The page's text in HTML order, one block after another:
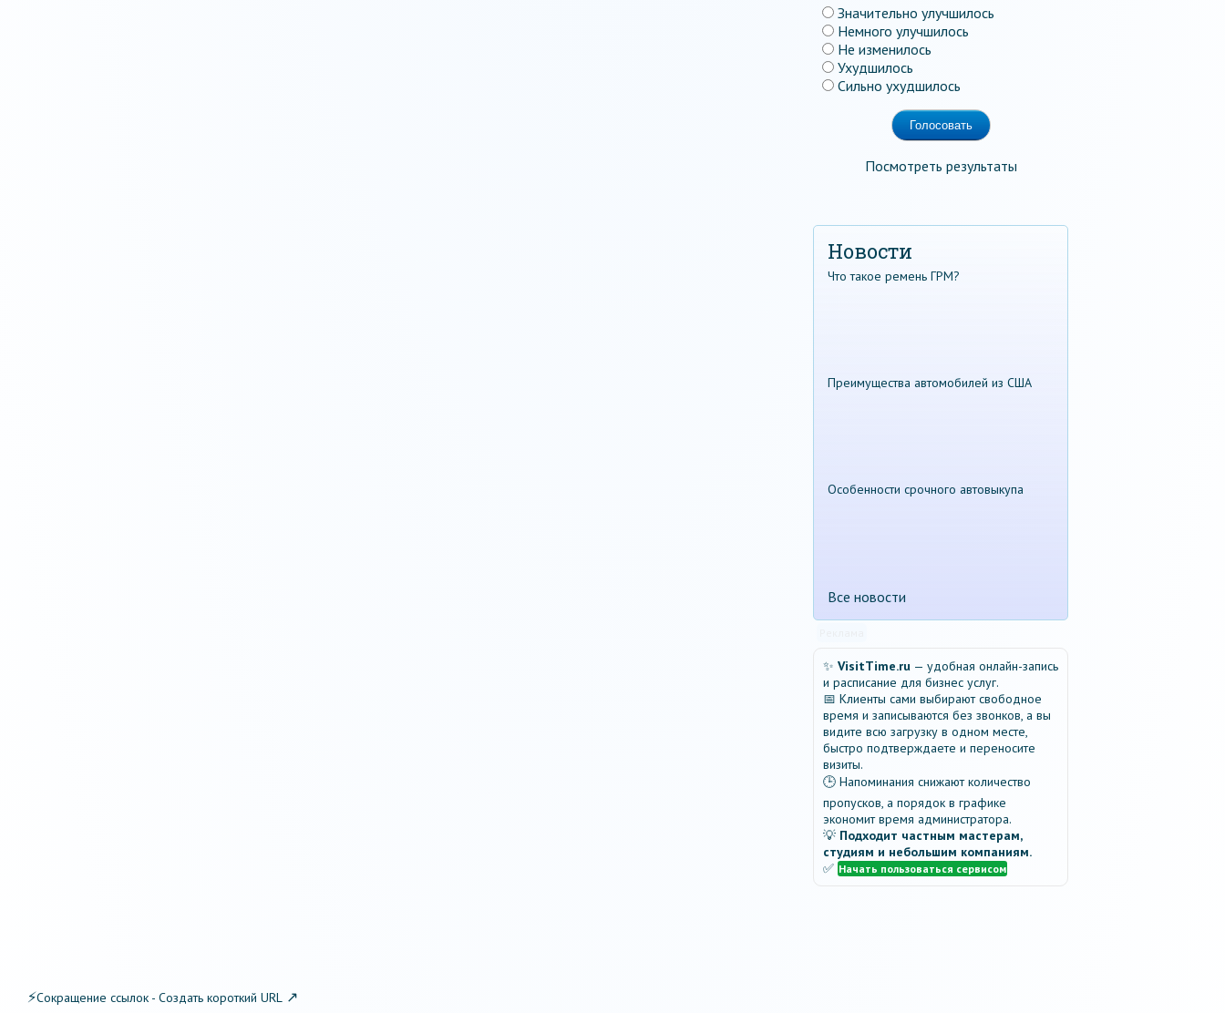
Значительно улучшилось
Немного улучшилось
Не изменилось
Ухудшилось
Сильно ухудшилось
Посмотреть результаты
Новости
Что такое ремень ГРМ?
Преимущества автомобилей из США
Особенности срочного автовыкупа
Все новости
✨ VisitTime.ru — удобная онлайн-запись
и расписание для бизнес услуг.
📅 Клиенты сами выбирают свободное
время и записываются без звонков, а вы
видите всю загрузку в одном месте,
быстро подтверждаете и переносите
визиты.
🕒 Напоминания снижают количество
пропусков, а порядок в графике
экономит время администратора.
💡 Подходит частным мастерам,
студиям и небольшим компаниям.
✅ Начать пользоваться сервисом
⚡Сокращение ссылок - Создать короткий URL ↗